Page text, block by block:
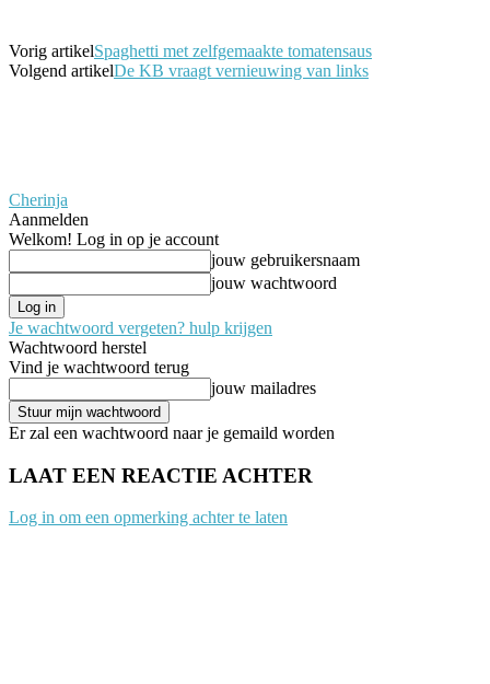
Vorig artikelSpaghetti met zelfgemaakte tomatensaus
Volgend artikelDe KB vraagt vernieuwing van links
Cherinja
Aanmelden
Welkom! Log in op je account
jouw gebruikersnaam
jouw wachtwoord
Je wachtwoord vergeten? hulp krijgen
Wachtwoord herstel
Vind je wachtwoord terug
jouw mailadres
Er zal een wachtwoord naar je gemaild worden
LAAT EEN REACTIE ACHTER
Log in om een opmerking achter te laten